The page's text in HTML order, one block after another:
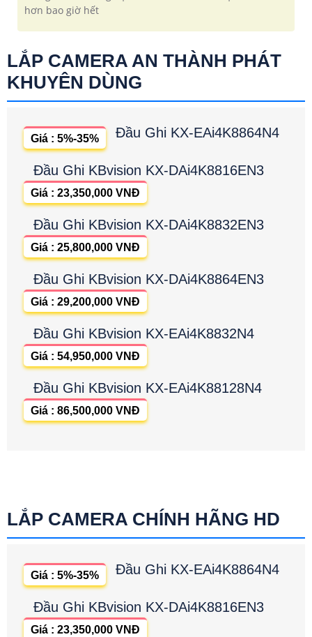
hơn bao giờ hết
LẮP CAMERA AN THÀNH PHÁT
KHUYÊN DÙNG
Đầu Ghi KX-EAi4K8864N4
Giá : 5%-35%
Đầu Ghi KBvision KX-DAi4K8816EN3
Giá : 23,350,000 VNĐ
Đầu Ghi KBvision KX-DAi4K8832EN3
Giá : 25,800,000 VNĐ
Đầu Ghi KBvision KX-DAi4K8864EN3
Giá : 29,200,000 VNĐ
Đầu Ghi KBvision KX-EAi4K8832N4
Giá : 54,950,000 VNĐ
Đầu Ghi KBvision KX-EAi4K88128N4
Giá : 86,500,000 VNĐ
LẮP CAMERA CHÍNH HÃNG HD
Đầu Ghi KX-EAi4K8864N4
Giá : 5%-35%
Đầu Ghi KBvision KX-DAi4K8816EN3
Giá : 23,350,000 VNĐ